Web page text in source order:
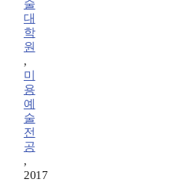
술
대
학
원
,
미
용
예
술
전
공
,
2017